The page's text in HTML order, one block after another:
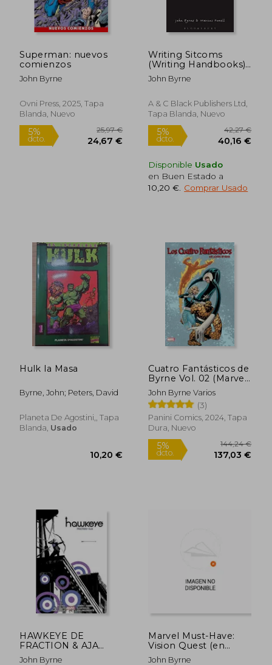
5%
dcto.
5%
dcto.
5%
dcto. 20,90 €
Superman: nuevos
comienzos
John Byrne
Ovni Press, 2025, Tapa
Blanda, Nuevo
Writing Sitcoms
(Writing Handbooks)
(en Inglés)
John Byrne
A & C Black Publishers Ltd,
Tapa Blanda, Nuevo
Disponible Usado
en Buen Estado a
10,20 € Comprar Usado
Hulk la Masa
Byrne, John; Peters, David
Planeta De Agostini,, Tapa
Blanda, Usado
Cuatro Fantásticos de
Byrne Vol. 02 (Marvel
Omnibus) - Editorial
Panini
John Byrne Varios
(3)
Panini Comics, 2024, Tapa
Dura, Nuevo
HAWKEYE DE
FRACTION & AJA
(MARVEL OMNIBUS)
John Byrne
Marvel Must-Have:
Vision Quest (en
Alemán)
John Byrne